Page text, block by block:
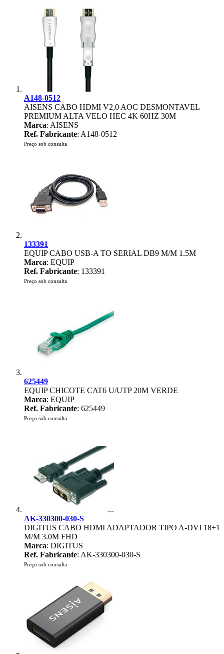
A148-0512
AISENS CABO HDMI V2,0 AOC DESMONTAVEL
PREMIUM ALTA VELO HEC 4K 60HZ 30M
Marca: AISENS
Ref. Fabricante: A148-0512
Preço sob consulta
133391
EQUIP CABO USB-A TO SERIAL DB9 M/M 1.5M
Marca: EQUIP
Ref. Fabricante: 133391
Preço sob consulta
625449
EQUIP CHICOTE CAT6 U/UTP 20M VERDE
Marca: EQUIP
Ref. Fabricante: 625449
Preço sob consulta
AK-330300-030-S
DIGITUS CABO HDMI ADAPTADOR TIPO A-DVI 18+1
M/M 3.0M FHD
Marca: DIGITUS
Ref. Fabricante: AK-330300-030-S
Preço sob consulta